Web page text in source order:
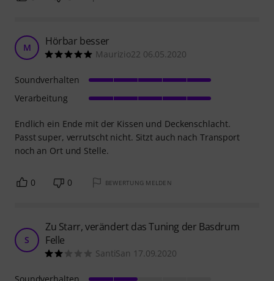
M Hörbar besser
Maurizio22 06.05.2020
Endlich ein Ende mit der Kissen und Deckenschlacht.
Passt super, verrutscht nicht. Sitzt auch nach Transport
noch an Ort und Stelle.
Soundverhalten
Verarbeitung
0 0 BEWERTUNG MELDEN
S
Zu Starr, verändert das Tuning der Basdrum
Felle
SantiSan 17.09.2020